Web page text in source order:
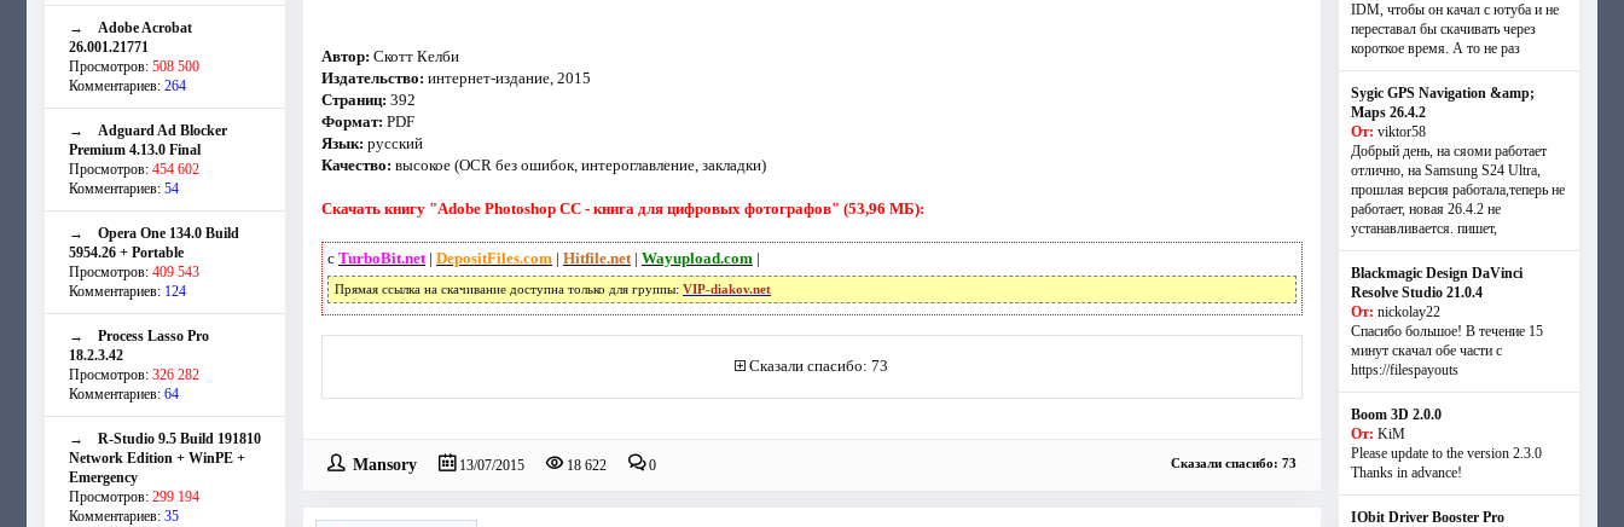
→ Adobe Acrobat
26.001.21771
Просмотров: 508 500
Комментариев: 264
→ Adguard Ad Blocker
Premium 4.13.0 Final
Просмотров: 454 602
Комментариев: 54
→ Opera One 134.0 Build
5954.26 + Portable
Просмотров: 409 543
Комментариев: 124
→ Process Lasso Pro
18.2.3.42
Просмотров: 326 282
Комментариев: 64
→ R-Studio 9.5 Build 191810
Network Edition + WinPE +
Emergency
Просмотров: 299 194
Комментариев: 35
Автор: Скотт Келби
Издательство: интернет-издание, 2015
Страниц: 392
Формат: PDF
Язык: русский
Качество: высокое (OCR без ошибок, интероглавление, закладки)
Скачать книгу "Adobe Photoshop CC - книга для цифровых фотографов" (53,96 МБ):
с TurboBit.net | DepositFiles.com| Hitfile.net | Wayupload.com |
Прямая ссылка на скачивание доступна только для группы: VIP-diakov.net
Сказали спасибо: 73
Mansory 13/07/2015 18 622 0 Сказали спасибо: 73
IDM, чтобы он качал с ютуба и не
переставал бы скачивать через
короткое время. А то не раз
Sygic GPS Navigation &amp;
Maps 26.4.2
От: viktor58
Добрый день, на сяоми работает
отлично, на Samsung S24 Ultra,
прошлая версия работала,теперь не
работает, новая 26.4.2 не
устанавливается. пишет,
Blackmagic Design DaVinci
Resolve Studio 21.0.4
От: nickolay22
Спасибо большое! В течение 15
минут скачал обе части с
https://filespayouts
Boom 3D 2.0.0
От: KiM
Please update to the version 2.3.0
Thanks in advance!
IObit Driver Booster Pro